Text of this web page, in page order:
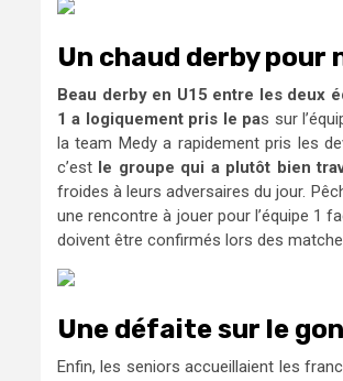
Un chaud derby pour
Beau derby en U15 entre les deux
1 a logiquement pris le pas sur
la team Medy a rapidement pris les
c’est le groupe qui a plutôt bien
froides à leurs adversaires du jour.
une rencontre à jouer pour l’équipe 1
doivent être confirmés lors des
Une défaite sur le
Enfin, les seniors accueillaient les